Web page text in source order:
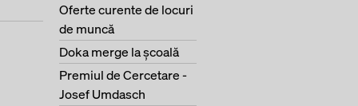
Oferte curente de locuri
de muncă
Doka merge la şcoală
Premiul de Cercetare -
Josef Umdasch